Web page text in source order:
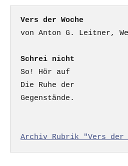
Vers der Woche
Schrei nicht
So! Hör auf
Die Ruhe der
Gegenstände.
Archiv Rubrik "Vers der